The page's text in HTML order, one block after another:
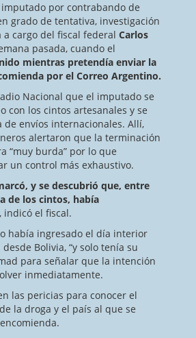
por contrabando de
grado de tentativa, investigación
cargo del fiscal federal Carlos
pasada, cuando el
mientras pretendía enviar la
por el Correo Argentino.
Nacional que el imputado se
con los cintos artesanales y se
de envíos internacionales. Allí,
alertaron que la terminación
“muy burda” por lo que
un control más exhaustivo.
y se descubrió que, entre
de los cintos, había
, indicó el fiscal.
había ingresado el día interior
Bolivia, “y solo tenía su
para señalar que la intención
inmediatamente.
las pericias para conocer el
la droga y el país al que se